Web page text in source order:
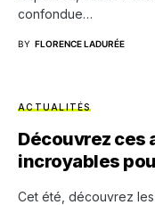
confondue…
BY FLORENCE LADURÉE
ACTUALITÉS
Découvrez ces
incroyables
Cet été, découvrez